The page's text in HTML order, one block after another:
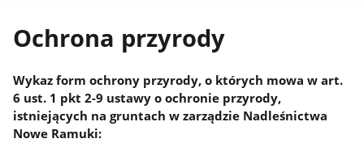
Ochrona przyrody
Wykaz form ochrony przyrody, o których mowa w art.
6 ust. 1 pkt 2-9 ustawy o ochronie przyrody,
istniejących na gruntach w zarządzie Nadleśnictwa
Nowe Ramuki: